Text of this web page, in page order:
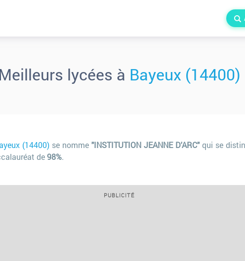
lycées à Bayeux (14400)
(14400) se nomme "INSTITUTION JEANNE D'ARC"qui se
de98%.
PUBLICITÉ